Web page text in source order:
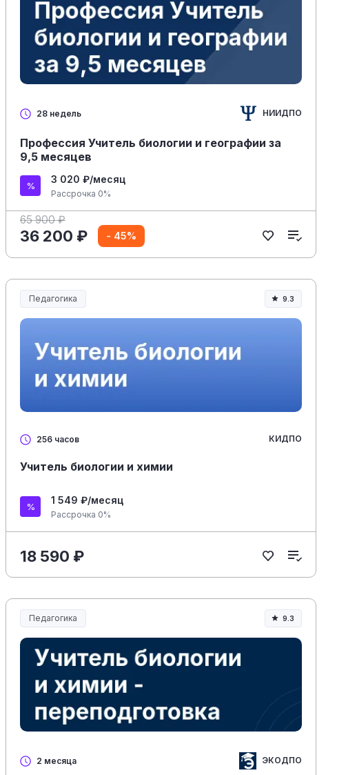
28 недель НИИДПО
Профессия Учитель биологии и географии за
9,5 месяцев
3 020 ₽/месяц
Рассрочка 0%
65 900 ₽
36 200 ₽ - 45%
Педагогика
Образование и педагогика
9.3
256 часов КИДПО
Учитель биологии и химии
1 549 ₽/месяц
Рассрочка 0%
18 590 ₽
Педагогика
Образование и педагогика
9.3
2 месяца ЭКОДПО